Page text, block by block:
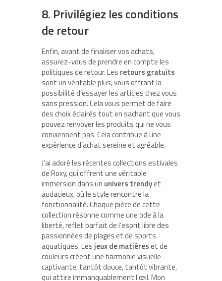
8. Privilégiez les conditions
de retour
Enfin, avant de finaliser vos achats,
assurez-vous de prendre en compte les
politiques de retour. Les retours gratuits
sont un véritable plus, vous offrant la
possibilité d’essayer les articles chez vous
sans pression. Cela vous permet de faire
des choix éclairés tout en sachant que vous
pouvez renvoyer les produits qui ne vous
conviennent pas. Cela contribue à une
expérience d’achat sereine et agréable.
J’ai adoré les récentes collections estivales
de Roxy, qui offrent une véritable
immersion dans un univers trendyet
audacieux, où le style rencontre la
fonctionnalité. Chaque pièce de cette
collection résonne comme une ode à la
liberté, reflet parfait de l’esprit libre des
passionnées de plages et de sports
aquatiques. Les jeux de matièreset de
couleurs créent une harmonie visuelle
captivante, tantôt douce, tantôt vibrante,
qui attire immanquablement l’œil. Mon